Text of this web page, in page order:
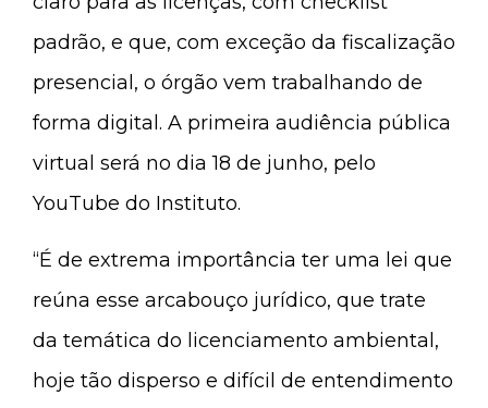
padrão, e que, com exceção da fiscalização
presencial, o órgão vem trabalhando de
forma digital. A primeira audiência pública
virtual será no dia 18 de junho, pelo
YouTube do Instituto.
“É de extrema importância ter uma lei que
reúna esse arcabouço jurídico, que trate
da temática do licenciamento ambiental,
hoje tão disperso e difícil de entendimento